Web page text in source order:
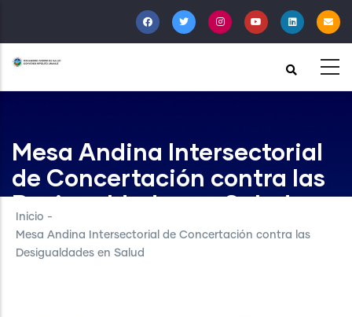
al
contenido
principal
Mesa Andina Intersectorial
de Concertación contra las
Desigualdades en Salud
Inicio -
Mesa Andina Intersectorial de Concertación contra las
Desigualdades en Salud